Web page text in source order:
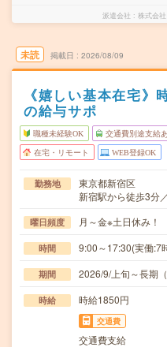
派遣会社 株式会
未読 掲載日 2026/08/09
《嬉しい基本在宅
の給与サポ
職種未経験OK 交通費別途支給
在宅・リモート WEB登録OK
勤務地
東京都新宿区
新宿駅から徒歩3分
曜日頻度 月～金※土日休み！
時間 9:00～17:30(実働:7
期間 2026/9/上旬～長期
時給 時給1850円
交通費
交通費支給